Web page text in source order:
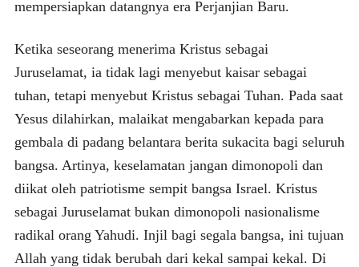
mempersiapkan datangnya era Perjanjian Baru.
Ketika seseorang menerima Kristus sebagai
Juruselamat, ia tidak lagi menyebut kaisar sebagai
tuhan, tetapi menyebut Kristus sebagai Tuhan. Pada saat
Yesus dilahirkan, malaikat mengabarkan kepada para
gembala di padang belantara berita sukacita bagi seluruh
bangsa. Artinya, keselamatan jangan dimonopoli dan
diikat oleh patriotisme sempit bangsa Israel. Kristus
sebagai Juruselamat bukan dimonopoli nasionalisme
radikal orang Yahudi. Injil bagi segala bangsa, ini tujuan
Allah yang tidak berubah dari kekal sampai kekal. Di